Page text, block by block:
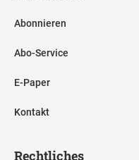
Abonnieren
Abo-Service
E-Paper
Kontakt
Rechtliches